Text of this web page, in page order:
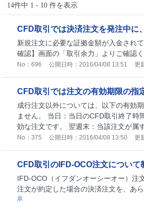
14件中 1 - 10 件を表示
CFD取引では決済注文を発注中に
新規注文に必要な証拠金額が入金され
確認】画面の「取引余力」よりご確認
No：696 公開日時：2016/04/08 13:51 更
CFD取引では注文の有効期限の指
成行注文以外については、以下の有効
ません。 当日：当日のCFD取引終了
効な注文です。 翌週末：当該注文が属
No：375 公開日時：2016/04/08 13:50 更
CFD取引のIFD-OCO注文について
IFD-OCO（イフダンオーシーオー）注
注文が約定した場合の決済注文を、あ
示